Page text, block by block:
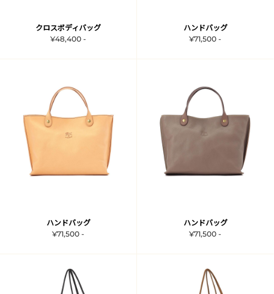
クロスボディバッグ
¥48,400 -
ハンドバッグ
¥71,500 -
ハンドバッグ
¥71,500 -
ハンドバッグ
¥71,500 -